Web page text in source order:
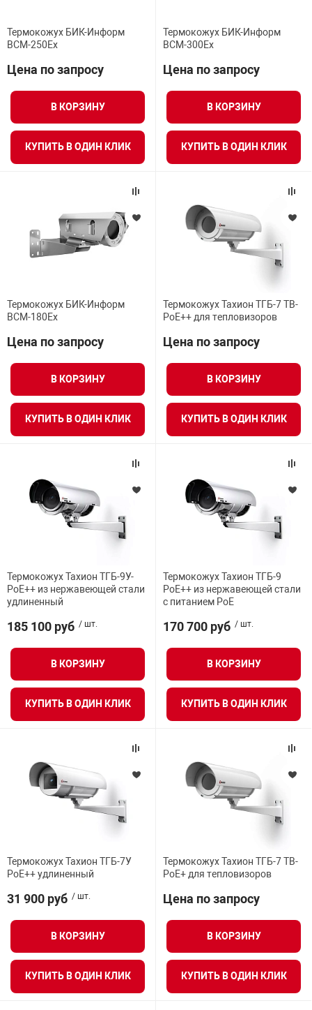
Термокожух БИК-Информ
BCM-250Ex
Цена по запросу
В КОРЗИНУ
КУПИТЬ В ОДИН КЛИК
Термокожух БИК-Информ
BCM-300Ex
Цена по запросу
В КОРЗИНУ
КУПИТЬ В ОДИН КЛИК
Термокожух БИК-Информ
BCM-180Ex
Цена по запросу
В КОРЗИНУ
КУПИТЬ В ОДИН КЛИК
Термокожух Тахион ТГБ-7 ТВ-
PoE++ для тепловизоров
Цена по запросу
В КОРЗИНУ
КУПИТЬ В ОДИН КЛИК
Термокожух Тахион ТГБ-9У-
PoE++ из нержавеющей стали
удлиненный
185 100 руб / шт.
В КОРЗИНУ
КУПИТЬ В ОДИН КЛИК
Термокожух Тахион ТГБ-9
PoE++ из нержавеющей стали
с питанием PoE
170 700 руб / шт.
В КОРЗИНУ
КУПИТЬ В ОДИН КЛИК
Термокожух Тахион ТГБ-7У
PoE++ удлиненный
31 900 руб / шт.
В КОРЗИНУ
КУПИТЬ В ОДИН КЛИК
Термокожух Тахион ТГБ-7 ТВ-
PoE+ для тепловизоров
Цена по запросу
В КОРЗИНУ
КУПИТЬ В ОДИН КЛИК